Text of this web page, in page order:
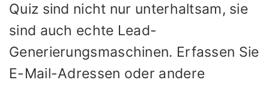
Quiz sind nicht nur unterhaltsam, sie
sind auch echte Lead-
Generierungsmaschinen. Erfassen Sie
E-Mail-Adressen oder andere